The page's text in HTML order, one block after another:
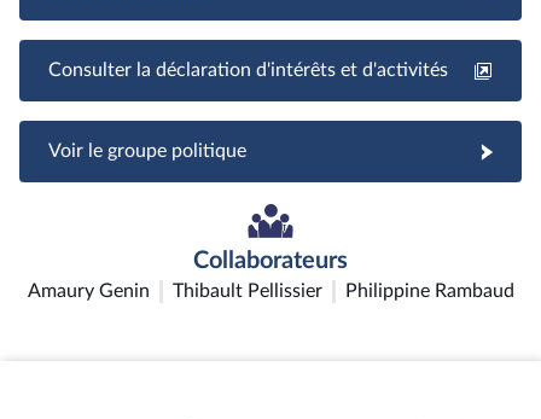
Consulter la déclaration d'intérêts et d'activités
Voir le groupe politique
Collaborateurs
Amaury Genin Thibault Pellissier Philippine Rambaud